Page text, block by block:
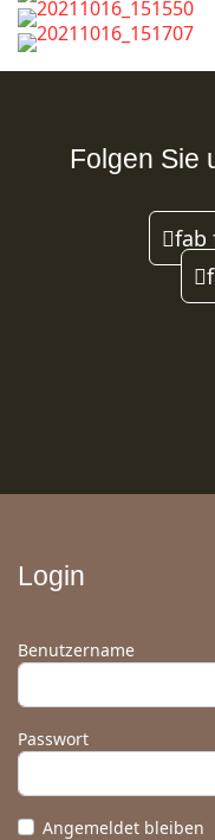
Folgen Sie
fab
Login
Benutzername
Passwort
Angemeldet bleiben